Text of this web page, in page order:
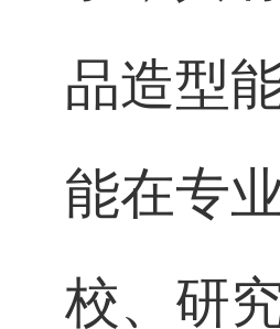
求，具
品造型
能在专